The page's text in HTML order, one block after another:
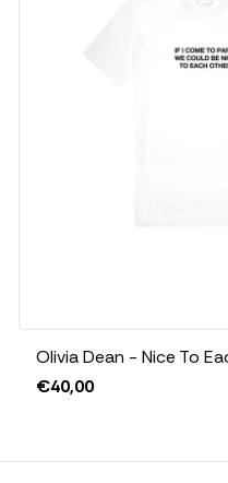
personnelles
attire l’attention
trouvant un équilibre
talent et son
ce projet
également forgé une
empreintes de
connexion
de la
Olivia Dean - Nice To
€40,00